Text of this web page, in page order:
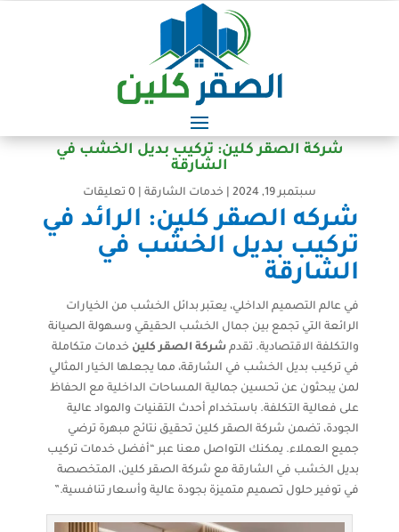
شركة الصقر كلين: تركيب بديل الخشب في
الشارقة
سبتمبر 19, 2024 خدمات الشارقة 0 تعليقات
شركه الصقر كلين: الرائد في
تركيب بديل الخشب في
الشارقة
في عالم التصميم الداخلي، يعتبر بدائل الخشب من الخيارات
الرائعة التي تجمع بين جمال الخشب الحقيقي وسهولة الصيانة
والتكلفة الاقتصادية. تقدم شركة الصقر كلين خدمات متكاملة
في تركيب بديل الخشب في الشارقة، مما يجعلها الخيار المثالي
لمن يبحثون عن تحسين جمالية المساحات الداخلية مع الحفاظ
على فعالية التكلفة. باستخدام أحدث التقنيات والمواد عالية
الجودة، تضمن شركة الصقر كلين تحقيق نتائج مبهرة ترضي
جميع العملاء. يمكنك التواصل معنا عبر “أفضل خدمات تركيب
بديل الخشب في الشارقة مع شركة الصقر كلين، المتخصصة
في توفير حلول تصميم متميزة بجودة عالية وأسعار تنافسية.”